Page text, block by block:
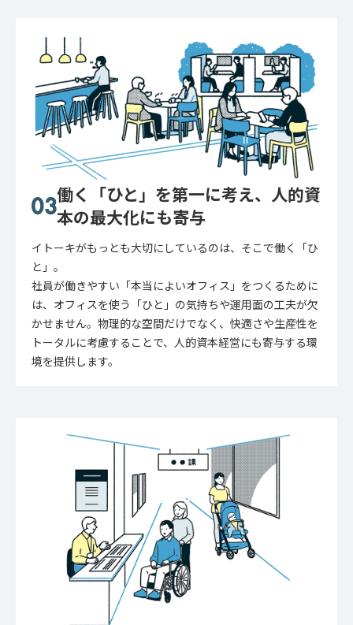
働く「ひと」を第一に考え、人的資
本の最大化にも寄与
イトーキがもっとも大切にしているのは、そこで働く「ひ
と」。
社員が働きやすい「本当によいオフィス」をつくるために
は、オフィスを使う「ひと」の気持ちや運用面の工夫が欠
かせません。物理的な空間だけでなく、快適さや生産性を
トータルに考慮することで、人的資本経営にも寄与する環
境を提供します。